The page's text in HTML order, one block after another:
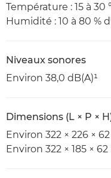
Température : 15 à 30
Humidité : 10 à 80 %
Niveaux sonores
Environ 38,0 dB(A)¹
Dimensions (L × P ×
Environ 322 × 226 ×
Environ 322 × 185 ×